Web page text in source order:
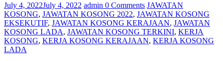
July 4, 2022July 4, 2022 admin 0 Comments JAWATAN
KOSONG, JAWATAN KOSONG 2022, JAWATAN KOSONG
EKSEKUTIF, JAWATAN KOSONG KERAJAAN, JAWATAN
KOSONG LADA, JAWATAN KOSONG TERKINI, KERJA
KOSONG, KERJA KOSONG KERAJAAN, KERJA KOSONG
LADA